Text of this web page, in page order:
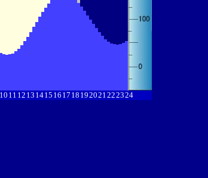
10 11 12 13 1415 16 17 18 192021222324